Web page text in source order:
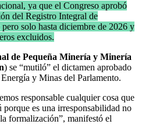
ya que el Congreso aprobó
del Registro Integral de
solo hasta diciembre de 2026 y
excluidos.
de Pequeña Minería y Minería
) se “mutiló” el dictamen aprobado
y Minas del Parlamento.
responsable cualquier cosa que
es una irresponsabilidad no
formalización”, manifestó el